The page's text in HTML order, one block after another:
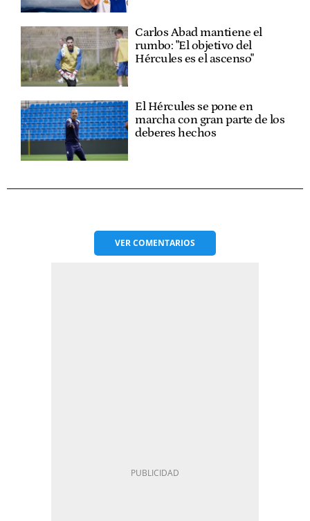
Carlos Abad mantiene el
rumbo: "El objetivo del
Hércules es el ascenso"
El Hércules se pone en
marcha con gran parte de los
deberes hechos
VERCOMENTARIOS